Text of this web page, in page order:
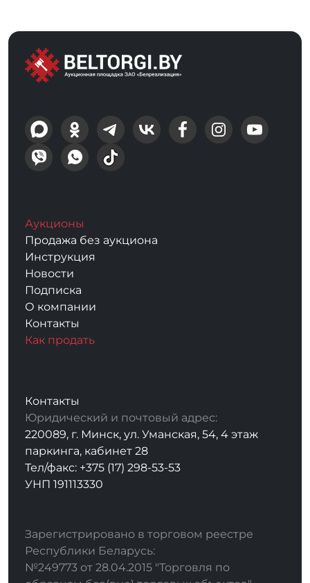
Аукционы
Продажа без аукциона
Инструкция
Новости
Подписка
О компании
Контакты
Как продать
Контакты
Юридический и почтовый адрес:
220089, г. Минск, ул. Уманская, 54, 4 этаж
паркинга, кабинет 28
Тел/факс: +375 (17) 298-53-53
УНП 191113330
Зарегистрировано в торговом реестре
Республики Беларусь:
№249773 от 28.04.2015 "Торговля по